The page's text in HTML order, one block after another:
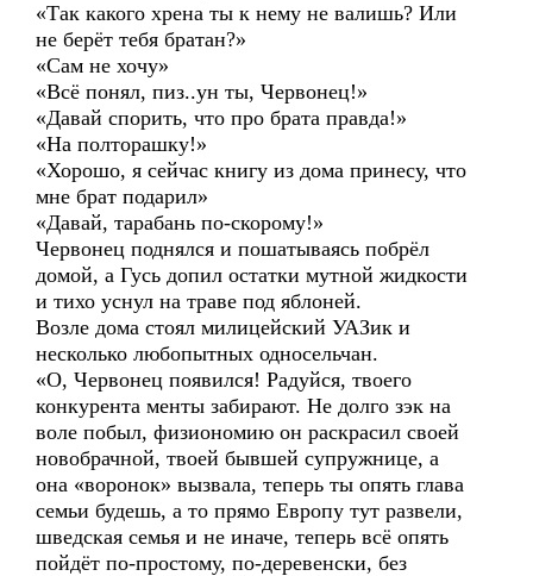
«Так какого хрена ты к нему не валишь? Или
не берёт тебя братан?»
«Сам не хочу»
«Всё понял, пиз..ун ты, Червонец!»
«Давай спорить, что про брата правда!»
«На полторашку!»
«Хорошо, я сейчас книгу из дома принесу, что
мне брат подарил»
«Давай, тарабань по-скорому!»
Червонец поднялся и пошатываясь побрёл
домой, а Гусь допил остатки мутной жидкости
и тихо уснул на траве под яблоней.
Возле дома стоял милицейский УАЗик и
несколько любопытных односельчан.
«О, Червонец появился! Радуйся, твоего
конкурента менты забирают. Не долго зэк на
воле побыл, физиономию он раскрасил своей
новобрачной, твоей бывшей супружнице, а
она «воронок» вызвала, теперь ты опять глава
семьи будешь, а то прямо Европу тут развели,
шведская семья и не иначе, теперь всё опять
пойдёт по-простому, по-деревенски, без